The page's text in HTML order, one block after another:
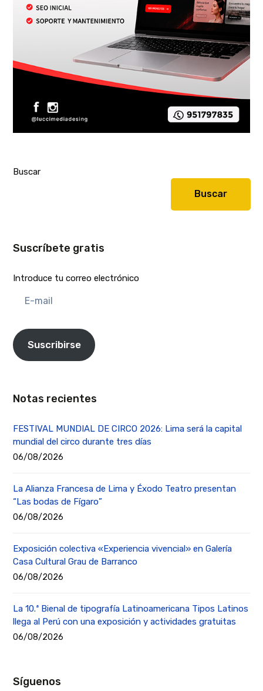
Buscar
Buscar
Suscríbete gratis
Introduce tu correo electrónico
mail
Suscribirse
Notas recientes
FESTIVAL MUNDIAL DE CIRCO 2026: Lima será la capital
mundial del circo durante tres días
06/08/2026
La Alianza Francesa de Lima y Éxodo Teatro presentan
“Las bodas de Fígaro”
06/08/2026
Exposición colectiva «Experiencia vivencial» en Galería
Casa Cultural Grau de Barranco
06/08/2026
La 10.ª Bienal de tipografía Latinoamericana Tipos Latinos
llega al Perú con una exposición y actividades gratuitas
06/08/2026
Síguenos